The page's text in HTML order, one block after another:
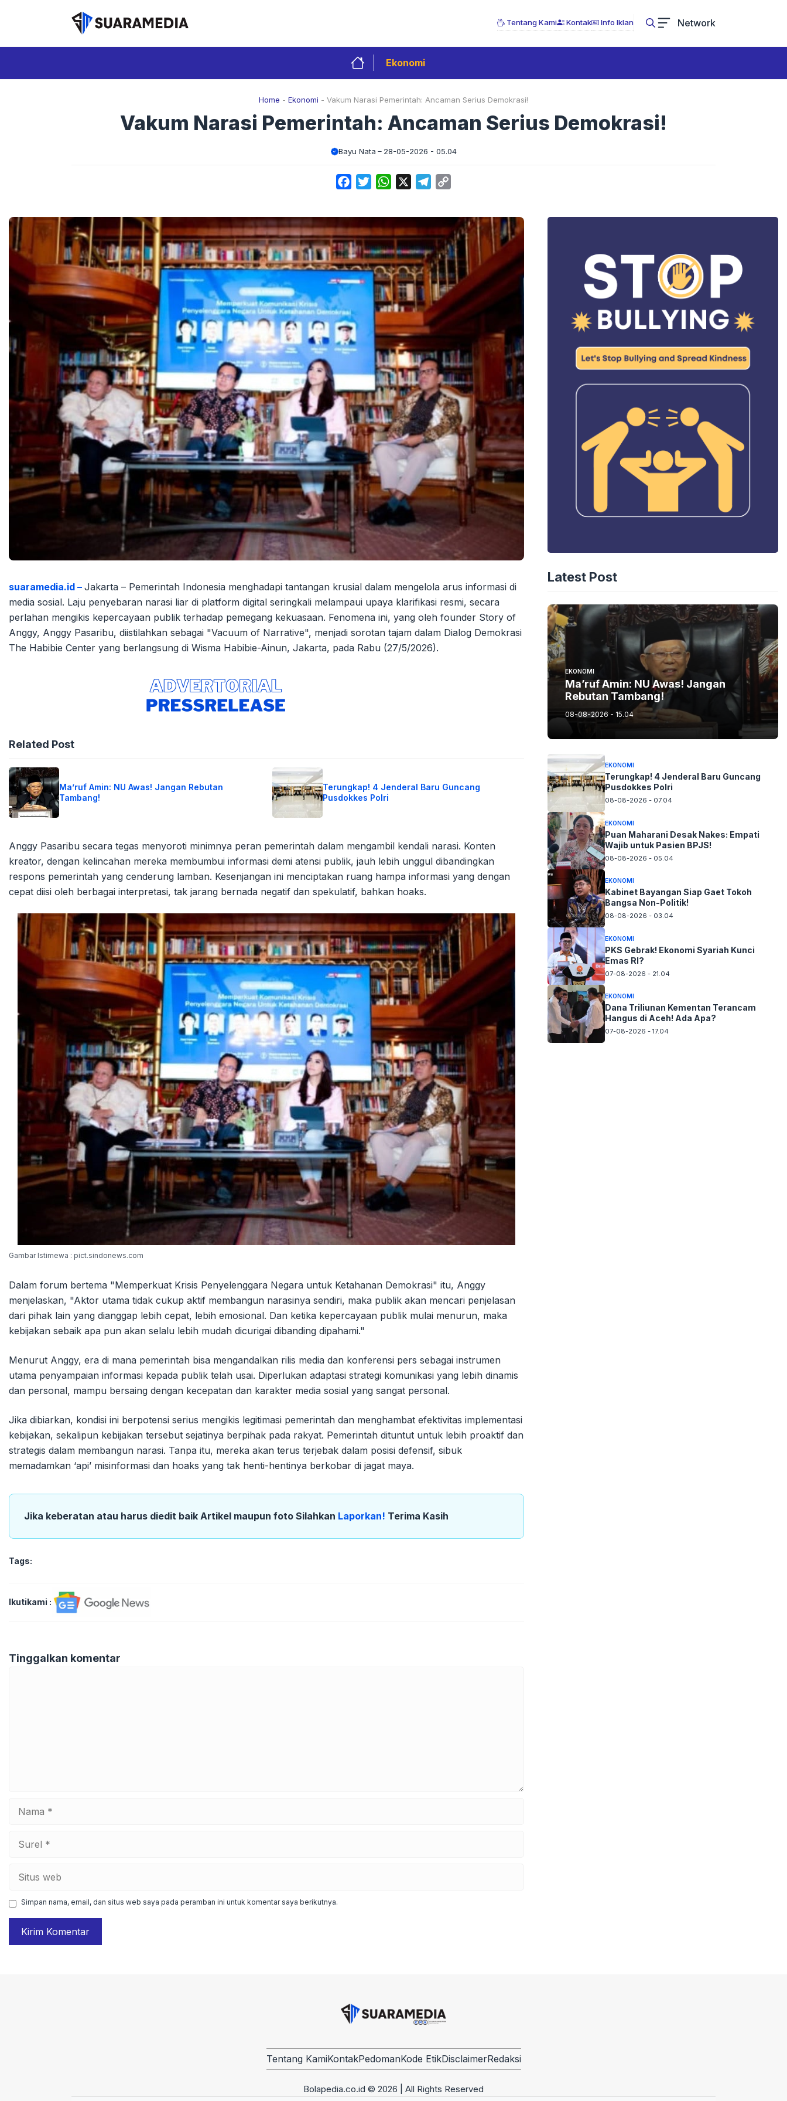
Tentang Kami Kontak Info Iklan Network
Ekonomi
Home - Ekonomi - Vakum Narasi Pemerintah: Ancaman Serius Demokrasi!
Vakum Narasi Pemerintah: Ancaman Serius Demokrasi!
Bayu Nata 28-05-2026 - 05.04
FacebookTwitterWhatsApp Telegram
suaramedia.id – Jakarta – Pemerintah Indonesia menghadapi tantangan krusial dalam mengelola arus informasi di
media sosial. Laju penyebaran narasi liar di platform digital seringkali melampaui upaya klarifikasi resmi, secara
perlahan mengikis kepercayaan publik terhadap pemegang kekuasaan. Fenomena ini, yang oleh founder Story of
Anggy, Anggy Pasaribu, diistilahkan sebagai "Vacuum of Narrative", menjadi sorotan tajam dalam Dialog Demokrasi
The Habibie Center yang berlangsung di Wisma Habibie-Ainun, Jakarta, pada Rabu (27/5/2026).
Related Post
Ma’ruf Amin: NU Awas! Jangan Rebutan
Tambang!
Terungkap! 4 Jenderal Baru Guncang
Pusdokkes Polri
Anggy Pasaribu secara tegas menyoroti minimnya peran pemerintah dalam mengambil kendali narasi. Konten
kreator, dengan kelincahan mereka membumbui informasi demi atensi publik, jauh lebih unggul dibandingkan
respons pemerintah yang cenderung lamban. Kesenjangan ini menciptakan ruang hampa informasi yang dengan
cepat diisi oleh berbagai interpretasi, tak jarang bernada negatif dan spekulatif, bahkan hoaks.
Gambar Istimewa : pict.sindonews.com
Dalam forum bertema "Memperkuat Krisis Penyelenggara Negara untuk Ketahanan Demokrasi" itu, Anggy
menjelaskan, "Aktor utama tidak cukup aktif membangun narasinya sendiri, maka publik akan mencari penjelasan
dari pihak lain yang dianggap lebih cepat, lebih emosional. Dan ketika kepercayaan publik mulai menurun, maka
kebijakan sebaik apa pun akan selalu lebih mudah dicurigai dibanding dipahami."
Menurut Anggy, era di mana pemerintah bisa mengandalkan rilis media dan konferensi pers sebagai instrumen
utama penyampaian informasi kepada publik telah usai. Diperlukan adaptasi strategi komunikasi yang lebih dinamis
dan personal, mampu bersaing dengan kecepatan dan karakter media sosial yang sangat personal.
Jika dibiarkan, kondisi ini berpotensi serius mengikis legitimasi pemerintah dan menghambat efektivitas implementasi
kebijakan, sekalipun kebijakan tersebut sejatinya berpihak pada rakyat. Pemerintah dituntut untuk lebih proaktif dan
strategis dalam membangun narasi. Tanpa itu, mereka akan terus terjebak dalam posisi defensif, sibuk
memadamkan ‘api’ misinformasi dan hoaks yang tak henti-hentinya berkobar di jagat maya.
Jika keberatan atau harus diedit baik Artikel maupun foto Silahkan Laporkan! Terima Kasih
Tags:
Ikutikami :
Tinggalkan komentar
Simpan nama, email, dan situs web saya pada peramban ini untuk komentar saya berikutnya.
Latest Post
EKONOMI
Ma’ruf Amin: NU Awas! Jangan
Rebutan Tambang!
08-08-2026 - 15.04
EKONOMI
Terungkap! 4 Jenderal Baru Guncang
Pusdokkes Polri
08-08-2026 - 07.04
EKONOMI
Puan Maharani Desak Nakes: Empati
Wajib untuk Pasien BPJS!
08-08-2026 - 05.04
EKONOMI
Kabinet Bayangan Siap Gaet Tokoh
Bangsa Non-Politik!
08-08-2026 - 03.04
EKONOMI
PKS Gebrak! Ekonomi Syariah Kunci
Emas RI?
07-08-2026 - 21.04
EKONOMI
Dana Triliunan Kementan Terancam
Hangus di Aceh! Ada Apa?
07-08-2026 - 17.04
Tentang KamiKontakPedomanKode EtikDisclaimerRedaksi
Bolapedia.co.id © 2026 | All Rights Reserved